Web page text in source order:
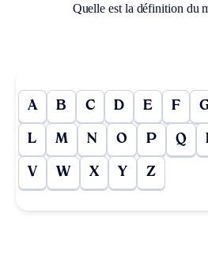
Quelle est la définition du
A B C D E F
L M N O P Q
V W X Y Z